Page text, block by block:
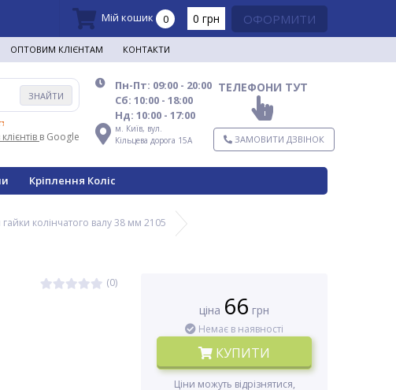
Мій кошик 0 0 грн ОФОРМИТИ
ОПТОВИМ КЛІЄНТАМ КОНТАКТИ
ЗНАЙТИ
клієнтів в Google
Пн-Пт: 09:00 - 20:00
Сб: 10:00 - 18:00
Нд: 10:00 - 17:00
м. Київ, вул.
Кільцева дорога 15А
ТЕЛЕФОНИ ТУТ
ЗАМОВИТИ ДЗВІНОК
Кріплення Коліс
колінчатого валу 38 мм 2105
(0)
ціна 66 грн
Немає в наявності
КУПИТИ
Ціни можуть відрізнятися,